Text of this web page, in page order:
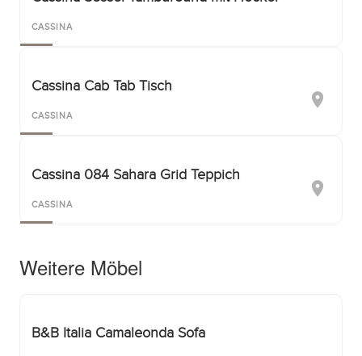
CASSINA
Cassina Cab Tab Tisch
CASSINA
Cassina 084 Sahara Grid Teppich
CASSINA
Weitere Möbel
B&B Italia Camaleonda Sofa